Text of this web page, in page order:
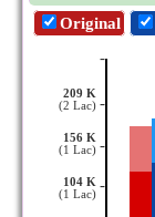
Original
209 K
(2 Lac)
156 K
(1 Lac)
104 K
(1 Lac) -
-
-
-